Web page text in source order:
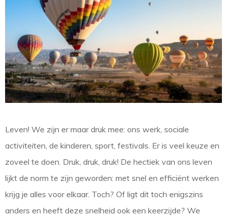
Leven! We zijn er maar druk mee: ons werk, sociale
activiteiten, de kinderen, sport, festivals. Er is veel keuze en
zoveel te doen. Druk, druk, druk! De hectiek van ons leven
lijkt de norm te zijn geworden: met snel en efficiënt werken
krijg je alles voor elkaar. Toch? Of ligt dit toch enigszins
anders en heeft deze snelheid ook een keerzijde? We